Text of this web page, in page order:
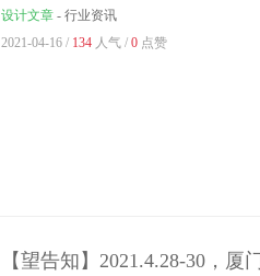
设计文章 - 行业资讯
2021-04-16 / 134 人气 / 0 点赞
【望告知】2021.4.28-30，